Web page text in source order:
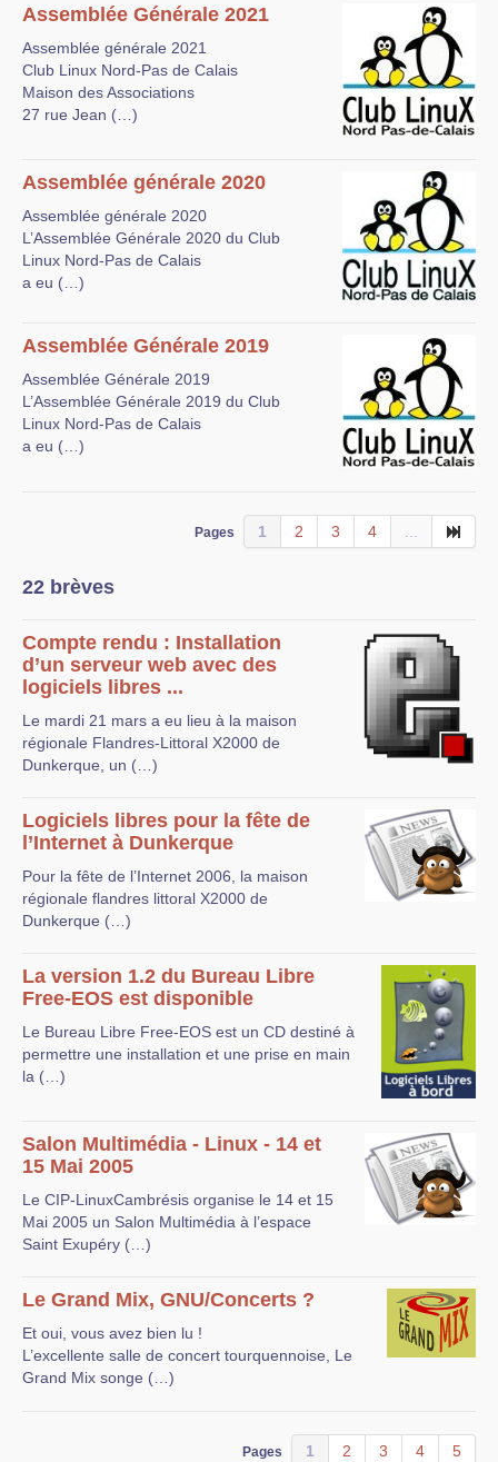
Assemblée Générale 2021
Assemblée générale 2021
Club Linux Nord-Pas de Calais
Maison des Associations
27 rue Jean (…)
Assemblée générale 2020
Assemblée générale 2020
L’Assemblée Générale 2020 du Club
Linux Nord-Pas de Calais
a eu (…)
Assemblée Générale 2019
Assemblée Générale 2019
L’Assemblée Générale 2019 du Club
Linux Nord-Pas de Calais
a eu (…)
Pages 1 2 3 4
22 brèves
Compte rendu : Installation
d’un serveur web avec des
logiciels libres ...
Le mardi 21 mars a eu lieu à la maison
régionale Flandres-Littoral X2000 de
Dunkerque, un (…)
Logiciels libres pour la fête de
l’Internet à Dunkerque
Pour la fête de l’Internet 2006, la maison
régionale flandres littoral X2000 de
Dunkerque (…)
La version 1.2 du Bureau Libre
Free-EOS est disponible
Le Bureau Libre Free-EOS est un CD destiné à
permettre une installation et une prise en main
la (…)
Salon Multimédia - Linux - 14 et
15 Mai 2005
Le CIP-LinuxCambrésis organise le 14 et 15
Mai 2005 un Salon Multimédia à l’espace
Saint Exupéry (…)
Le Grand Mix, GNU/Concerts ?
Et oui, vous avez bien lu !
L’excellente salle de concert tourquennoise, Le
Grand Mix songe (…)
Pages 1 2 3 4 5